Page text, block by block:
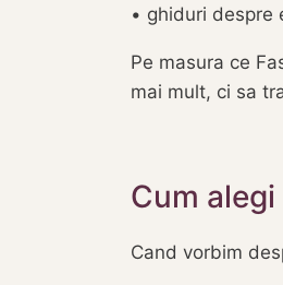
• ghiduri despre
Pe masura ce
mai mult, ci sa
Cum
Cand vorbim